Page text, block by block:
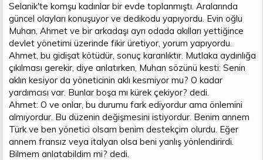
Selanik'te komşu kadınlar bir evde toplanmıştı. Aralarında
güncel olayları konuşuyor ve dedikodu yapıyordu. Evin oğlu
Muhan, Ahmet ve bir arkadaşı ayrı odada akılları yettiğince
devlet yönetimi üzerinde fikir üretiyor, yorum yapıyordu.
Ahmet, bu gidişat kötüdür, sonuç karanlıktır. Mutlaka aydınlığa
çıkılması gerekir, diye anlatırken, Muhan sözünü kesti: Senin
aklın kesiyor da yöneticinin aklı kesmiyor mu? O kadar
yardımcısı var. Bunlar boşa mı kürek çekiyor? dedi.
Ahmet: O ve onlar, bu durumu fark ediyordur ama önlemini
almıyordur. Bu düzenin değişmesini istiyordur. Benim annem
Türk ve ben yönetici olsam benim destekçim olurdu. Eğer
annem fransız veya italyan olsa beni yanlış yönlendirirdi.
Bilmem anlatabildim mi? dedi.